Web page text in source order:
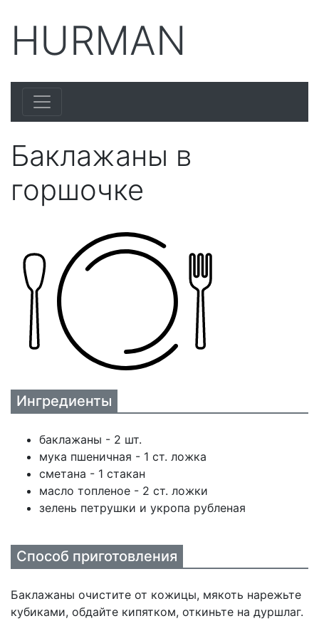
HURMAN
Баклажаны в
горшочке
Ингредиенты
баклажаны - 2 шт.
мука пшеничная - 1 ст. ложка
сметана - 1 стакан
масло топленое - 2 ст. ложки
зелень петрушки и укропа рубленая
Способ приготовления
Баклажаны очистите от кожицы, мякоть нарежьте
кубиками, обдайте кипятком, откиньте на дуршлаг.